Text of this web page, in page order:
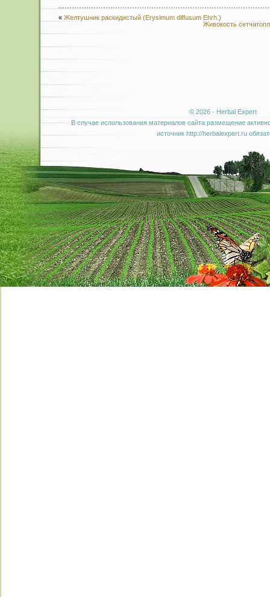
« Желтушник раскидистый (Erysimum diffusum Ehrh.)
Живокость
© 2026 - Herbal Expert
В случае использования материалов сайта размещение
источник http://herbalexpert.ru